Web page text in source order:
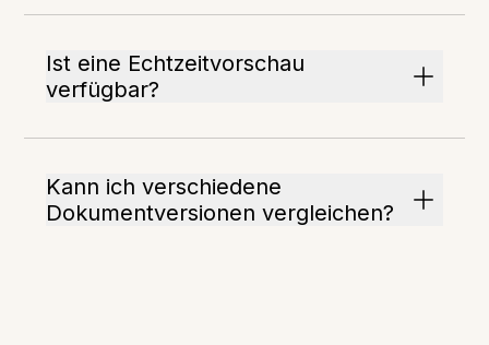
Ist eine Echtzeitvorschau
verfügbar?
Kann ich verschiedene
Dokumentversionen vergleichen?